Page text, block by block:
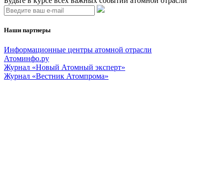
Наши партнеры
Информационные центры атомной отрасли
Атоминфо.ру
Журнал «Новый Атомный эксперт»
Журнал «Вестник Атомпрома»